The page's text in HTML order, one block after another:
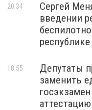
Сергей
введении
республике
20:34
Депутаты
заменить
18:55